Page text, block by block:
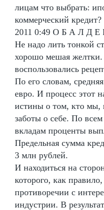
лицам что выбрать:
коммерческий
2011 0:49 О Б А Л Д
Не надо лить тонкой
хорошо мешая
воспользовались
По его словам,
евро. И процесс этот
истины о том, кто мы,
заботы о себе. По
вкладам проценты
Предельная сумма
3 млн рублей.
И находиться на
которого, как
противоречии с
индустрии. В